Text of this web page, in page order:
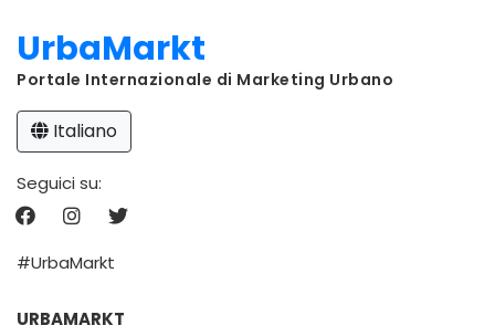
UrbaMarkt
Portale Internazionale di Marketing Urbano
Italiano
Seguici su:
#UrbaMarkt
URBAMARKT